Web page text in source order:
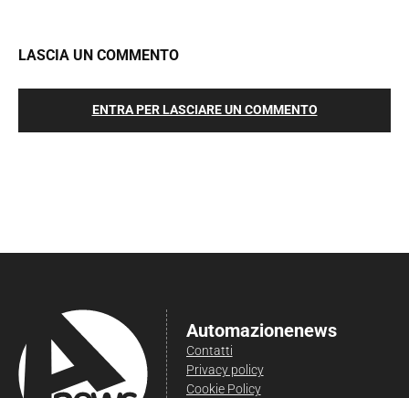
LASCIA UN COMMENTO
ENTRA PER LASCIARE UN COMMENTO
Automazionenews
Contatti
Privacy policy
Cookie Policy